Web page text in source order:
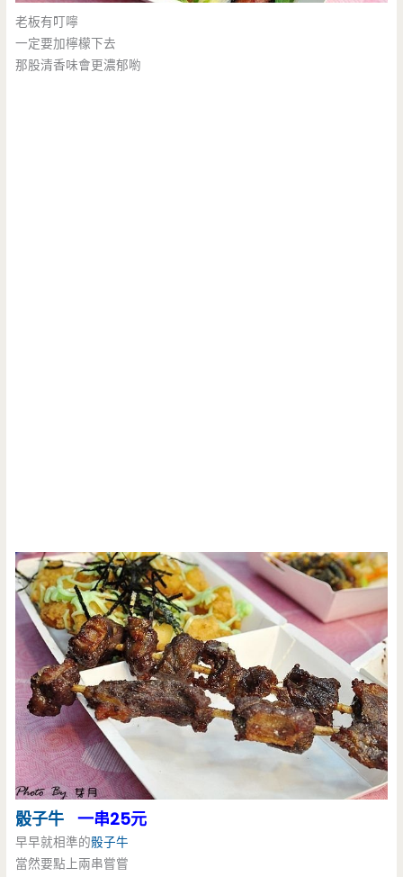
老板有叮嚀
一定要加檸檬下去
那股清香味會更濃郁喲
骰子牛 一串25元
早早就相準的骰子牛
當然要點上兩串嘗嘗